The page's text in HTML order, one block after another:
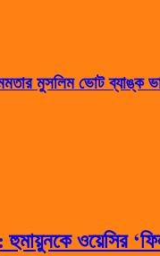
মুসলিম ভোট ব্যাঙ্ক
ওয়েসির